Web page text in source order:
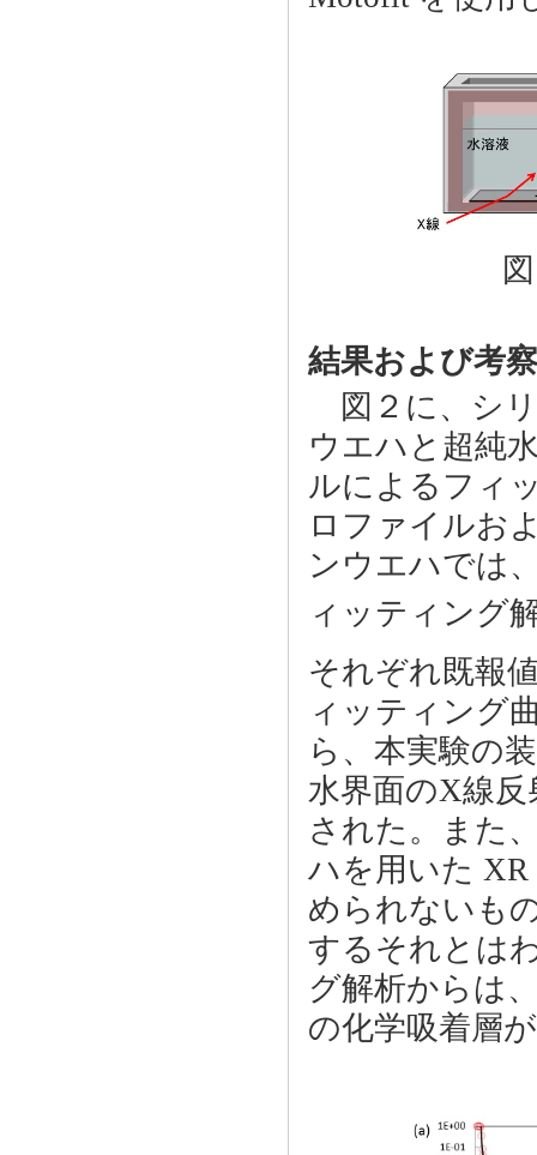
図１．
結果および考
図２に、シ
ウエハと超純
ルによるフィ
ロファイルお
ンウエハでは
ィッティング
それぞれ既報
ィッティング
ら、本実験の
水界面のX線
された。また
ハを用いた
められないも
するそれとは
グ解析からは
の化学吸着層